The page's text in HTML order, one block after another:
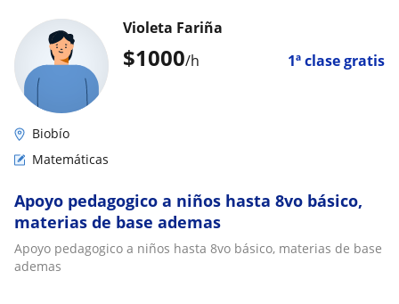
$1000/h 1ª clase gratis
Violeta Fariña
Biobío
Matemáticas
Apoyo pedagogico a niños hasta 8vo básico,
materias de base ademas
Apoyo pedagogico a niños hasta 8vo básico, materias de base
ademas